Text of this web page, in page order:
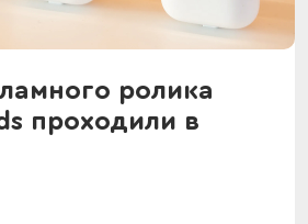
ролика
проходили в